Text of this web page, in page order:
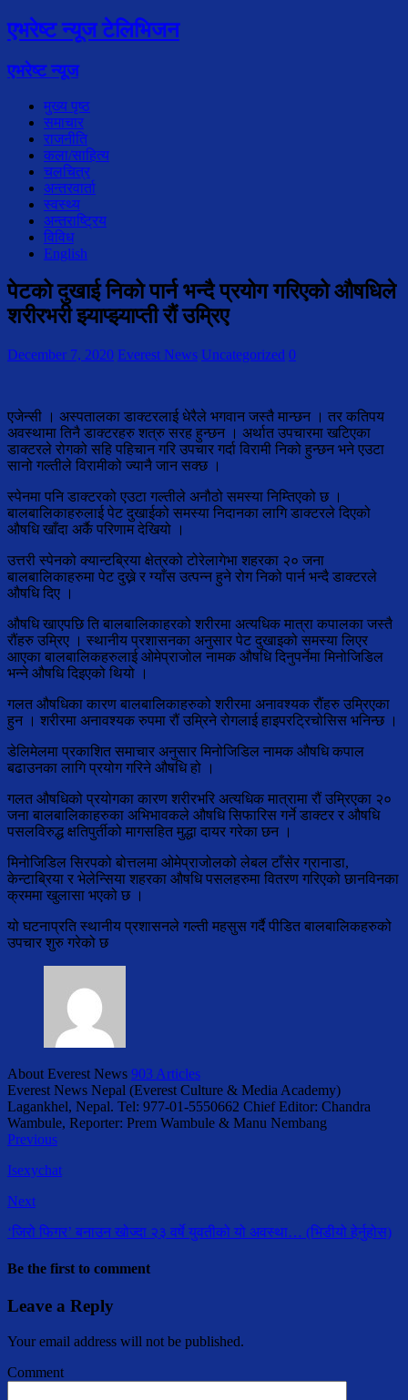
एभरेष्ट न्यूज टेलिभिजन
एभरेष्ट न्यूज
मुख्य पृष्ठ
समाचार
राजनीति
कला/साहित्य
चलचित्र
अन्तरवार्ता
स्वस्थ्य
अन्तराष्ट्रिय
विविध
English
पेटको दुखाई निको पार्न भन्दै प्रयोग गरिएको औषधिले
शरीरभरी झ्याप्झ्याप्ती रौं उम्रिए
December 7, 2020 Everest News Uncategorized 0
एजेन्सी । अस्पतालका डाक्टरलाई धेरैले भगवान जस्तै मान्छन । तर कतिपय
अवस्थामा तिनै डाक्टरहरु शत्रु सरह हुन्छन । अर्थात उपचारमा खटिएका
डाक्टरले रोगको सहि पहिचान गरि उपचार गर्दा विरामी निको हुन्छन भने एउटा
सानो गल्तीले विरामीको ज्यानै जान सक्छ ।
स्पेनमा पनि डाक्टरको एउटा गल्तीले अनौठो समस्या निम्तिएको छ ।
बालबालिकाहरुलाई पेट दुखाईको समस्या निदानका लागि डाक्टरले दिएको
औषधि खाँदा अर्कै परिणाम देखियो ।
उत्तरी स्पेनको क्यान्टब्रिया क्षेत्रको टोरेलागेभा शहरका २० जना
बालबालिकाहरुमा पेट दुख्ने र ग्याँस उत्पन्न हुने रोग निको पार्न भन्दै डाक्टरले
औषधि दिए ।
औषधि खाएपछि ति बालबालिकाहरको शरीरमा अत्यधिक मात्रा कपालका जस्तै
रौंहरु उम्रिए । स्थानीय प्रशासनका अनुसार पेट दुखाइको समस्या लिएर
आएका बालबालिकहरुलाई ओमेप्राजोल नामक औषधि दिनुपर्नेमा मिनोजिडिल
भन्ने औषधि दिइएको थियो ।
गलत औषधिका कारण बालबालिकाहरुको शरीरमा अनावश्यक रौंहरु उम्रिएका
हुन । शरीरमा अनावश्यक रुपमा रौं उम्रिने रोगलाई हाइपरट्रिचोसिस भनिन्छ ।
डेलिमेलमा प्रकाशित समाचार अनुसार मिनोजिडिल नामक औषधि कपाल
बढाउनका लागि प्रयोग गरिने औषधि हो ।
गलत औषधिको प्रयोगका कारण शरीरभरि अत्यधिक मात्रामा रौं उम्रिएका २०
जना बालबालिकाहरुका अभिभावकले औषधि सिफारिस गर्ने डाक्टर र औषधि
पसलविरुद्ध क्षतिपुर्तीको मागसहित मुद्धा दायर गरेका छन ।
मिनोजिडिल सिरपको बोत्तलमा ओमेप्राजोलको लेबल टाँसेर ग्रानाडा,
केन्टाब्रिया र भेलेन्सिया शहरका औषधि पसलहरुमा वितरण गरिएको छानविनका
क्रममा खुलासा भएको छ ।
यो घटनाप्रति स्थानीय प्रशासनले गल्ती महसुस गर्दै पीडित बालबालिकहरुको
उपचार शुरु गरेको छ
About Everest News 903 Articles
Everest News Nepal (Everest Culture & Media Academy)
Lagankhel, Nepal. Tel: 977-01-5550662 Chief Editor: Chandra
Wambule, Reporter: Prem Wambule & Manu Nembang
Previous
Isexychat
Next
‘जिरो फिगर’ बनाउन खोज्दा २३ वर्षे युवतीको यो अवस्था… (भिडीयो हेर्नुहोस)
Be the first to comment
Leave a Reply
Your email address will not be published.
Comment